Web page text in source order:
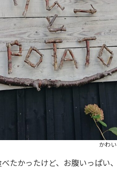
かわ
べたかったけど、お腹いっぱい